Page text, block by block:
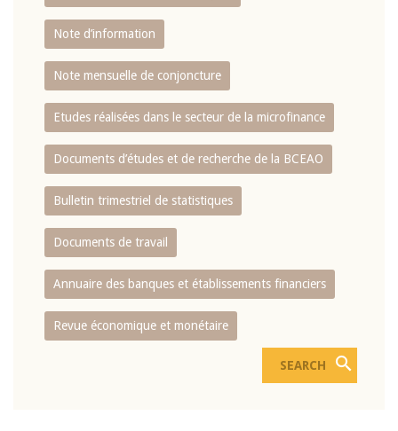
Note d’information
Note mensuelle de conjoncture
Etudes réalisées dans le secteur de la microfinance
Documents d’études et de recherche de la BCEAO
Bulletin trimestriel de statistiques
Documents de travail
Annuaire des banques et établissements financiers
Revue économique et monétaire